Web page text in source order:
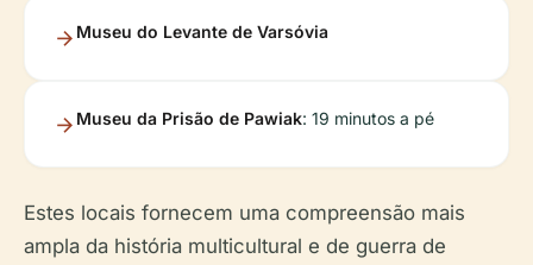
Museu do Levante de Varsóvia
Museu da Prisão de Pawiak: 19 minutos a pé
Estes locais fornecem uma compreensão mais
ampla da história multicultural e de guerra de